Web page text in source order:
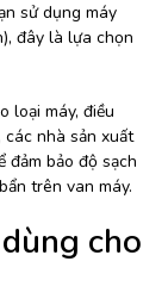
sử dụng máy
đây là lựa chọn
loại máy, điều
nhà sản xuất
bảo độ sạch
trên van máy.
cho